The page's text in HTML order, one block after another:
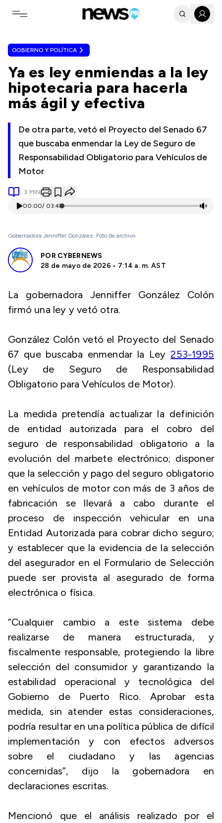
Toggle navigation menu
GOBIERNO Y POLÍTICA
Ya es ley enmiendas a la ley
hipotecaria para hacerla
más ágil y efectiva
De otra parte, vetó el Proyecto del Senado 67
que buscaba enmendar la Ley de Seguro de
Responsabilidad Obligatorio para Vehículos de
Motor
3 MIN
00:00/ 03:47
Gobernadora Jenniffer González. Foto de archivo
POR CYBERNEWS
28 de mayo de 2026 • 7:14 a. m. AST
La gobernadora Jenniffer González Colón
firmó una ley y vetó otra.
González Colón vetó el Proyecto del Senado
67 que buscaba enmendar la Ley253-1995
(Ley de Seguro de Responsabilidad
Obligatorio para Vehículos de Motor).
La medida pretendía actualizar la definición
de entidad autorizada para el cobro del
seguro de responsabilidad obligatorio a la
evolución del marbete electrónico; disponer
que la selección y pago del seguro obligatorio
en vehículos de motor con más de 3 años de
fabricación se llevará a cabo durante el
proceso de inspección vehicular en una
Entidad Autorizada para cobrar dicho seguro;
y establecer que la evidencia de la selección
del asegurador en el Formulario de Selección
puede ser provista al asegurado de forma
electrónica o física.
“Cualquier cambio a este sistema debe
realizarse de manera estructurada, y
fiscalmente responsable, protegiendo la libre
selección del consumidor y garantizando la
estabilidad operacional y tecnológica del
Gobierno de Puerto Rico. Aprobar esta
medida, sin atender estas consideraciones,
podría resultar en una política pública de difícil
implementación y con efectos adversos
sobre el ciudadano y las agencias
concernidas”, dijo la gobernadora en
declaraciones escritas.
Mencionó que el análisis realizado por el